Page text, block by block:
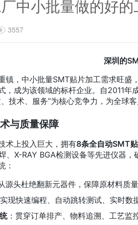
中小批量做的好的
3557
厂中小批量做的好
镇，中小批量SMT贴片加工需求旺盛
，成为该领域的标杆企业。自2011
技术、服务”为核心竞争力，为全球
与质量保障
术上投入巨大，拥有8条全自动SMT
、X-RAY BGA检测设备等先进仪器，
：
源头杜绝翻新元器件，保障原材料质量
现快速编程、自动跳转测试、实时数
：贯穿订单排产、物料追溯、工艺监